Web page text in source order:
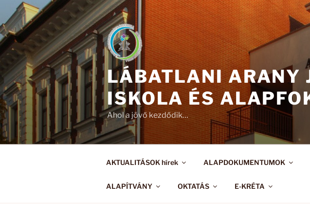
Tartalomhoz
LÁBATLANI ARANY
ISKOLA ÉS
Ahol a jövő kezdődik…
AKTUALITÁSOK hírek ALAPDOKUMENTUMOK
ALAPÍTVÁNY OKTATÁS E-KRÉTA